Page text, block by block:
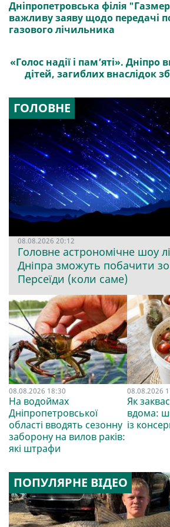
Дніпропетровська філія
важливу заяву щодо передачі
газового лічильника
«Голос надії і пам’яті».
дітей, загиблих внаслідок
ГОЛОВНЕ
08.08.2026 20:12
Головне астрономічне шоу
Дніпра зможуть побачити
Персеїди (коли саме)
08.08.2026 18:30
На водоймах
Дніпропетровської
області вводять сезонну
заборону на вилов раків:
які штрафи
08.08.2026
Як
вдома:
із
ПОПУЛЯРНЕ ВІДЕО